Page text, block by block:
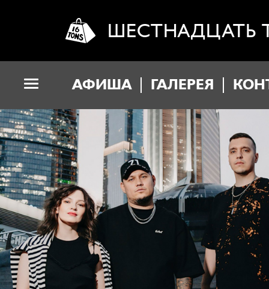
ШЕСТНАДЦАТЬ
АФИША ГАЛЕРЕЯ